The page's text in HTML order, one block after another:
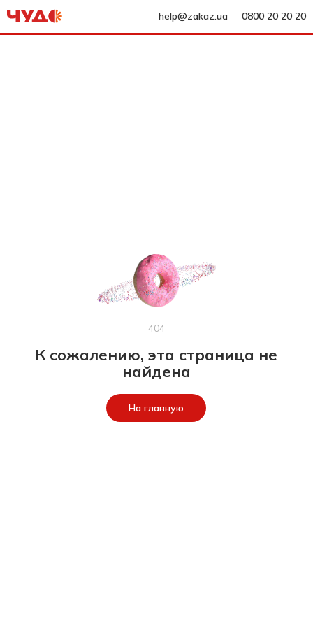
help@zakaz.ua 0800 20 20 20
404
К сожалению, эта страница не
найдена
На главную